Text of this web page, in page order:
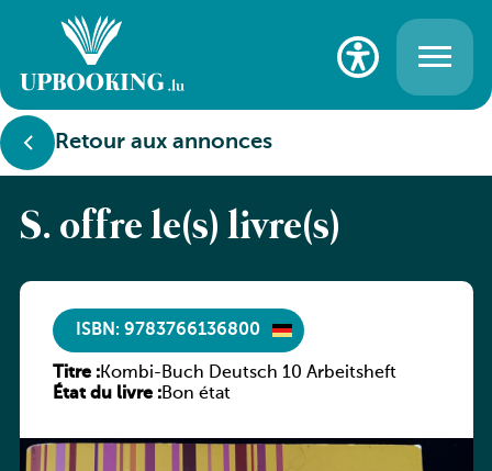
Retour aux annonces
S. offre le(s) livre(s)
ISBN: 9783766136800
Titre :Kombi-Buch Deutsch 10 Arbeitsheft
État du livre :Bon état